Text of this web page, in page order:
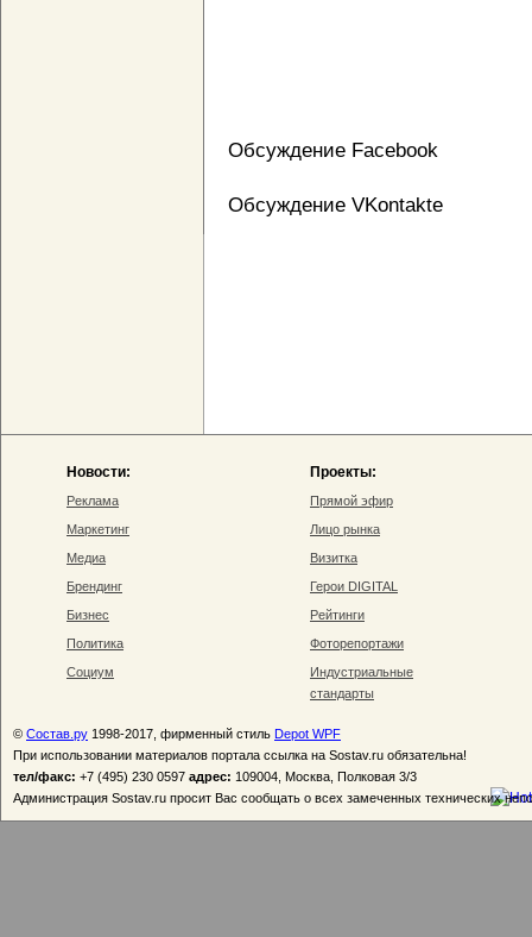
Обсуждение Facebook
Обсуждение VKontakte
Новости:
Реклама
Маркетинг
Медиа
Брендинг
Бизнес
Политика
Социум
Проекты:
Прямой эфир
Лицо рынка
Визитка
Герои DIGITAL
Рейтинги
Фоторепортажи
Индустриальные
стандарты
© Состав.ру 1998-2017, фирменный стиль Depot WPF
При использовании материалов портала ссылка на Sostav.ru обязательна!
тел/факс: +7 (495) 230 0597 адрес: 109004, Москва, Полковая 3/3
Администрация Sostav.ru просит Вас сообщать о всех замеченных технических